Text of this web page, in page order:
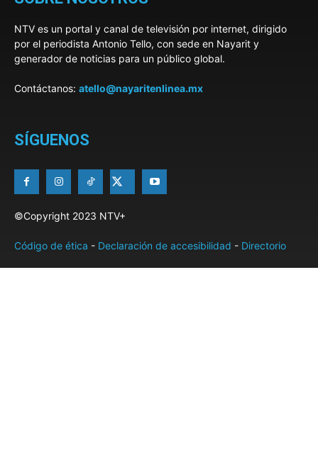
NTV es un portal y canal de televisión por internet, dirigido
por el periodista Antonio Tello, con sede en Nayarit y
generador de noticias para un público global.
Contáctanos: atello@nayaritenlinea.mx
SÍGUENOS
©Copyright 2023 NTV+
Código de ética - Declaración de accesibilidad - Directorio